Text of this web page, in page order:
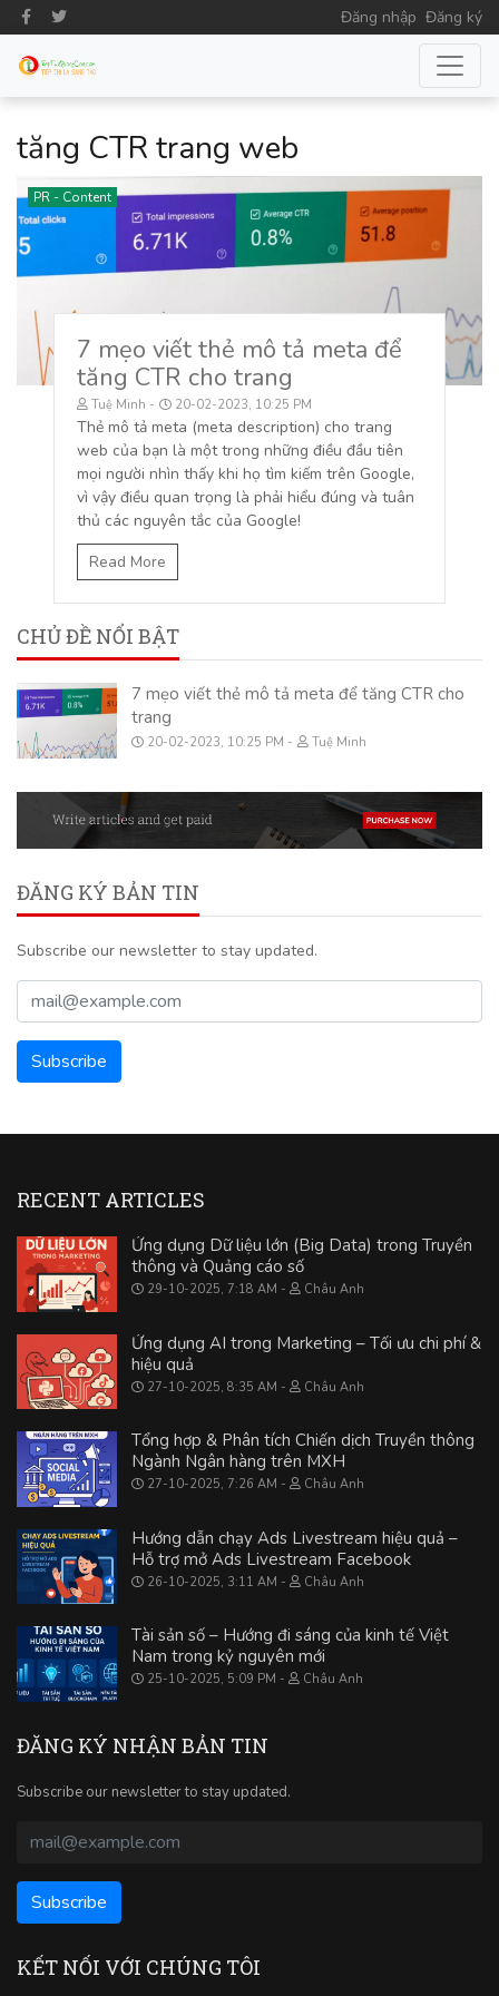
Đăng nhập Đăng ký
tăng CTR trang web
PR - Content
7 mẹo viết thẻ mô tả meta để
tăng CTR cho trang
Tuệ Minh 20-02-2023, 10:25 PM
Thẻ mô tả meta (meta description) cho trang
web của bạn là một trong những điều đầu tiên
mọi người nhìn thấy khi họ tìm kiếm trên Google,
vì vậy điều quan trọng là phải hiểu đúng và tuân
thủ các nguyên tắc của Google!
Read More
CHỦ ĐỀ NỔI BẬT
7 mẹo viết thẻ mô tả meta để tăng CTR cho
trang
20-02-2023, 10:25 PM Tuệ Minh
ĐĂNG KÝ BẢN TIN
Subscribe our newsletter to stay updated.
RECENT ARTICLES
Ứng dụng Dữ liệu lớn (Big Data) trong Truyền
thông và Quảng cáo số
29-10-2025, 7:18 AM Châu Anh
Ứng dụng AI trong Marketing – Tối ưu chi phí &
hiệu quả
27-10-2025, 8:35 AM Châu Anh
Tổng hợp & Phân tích Chiến dịch Truyền thông
Ngành Ngân hàng trên MXH
27-10-2025, 7:26 AM Châu Anh
Hướng dẫn chạy Ads Livestream hiệu quả –
Hỗ trợ mở Ads Livestream Facebook
26-10-2025, 3:11 AM Châu Anh
Tài sản số – Hướng đi sáng của kinh tế Việt
Nam trong kỷ nguyên mới
25-10-2025, 5:09 PM Châu Anh
ĐĂNG KÝ NHẬN BẢN TIN
Subscribe our newsletter to stay updated.
KẾT NỐI VỚI CHÚNG TÔI